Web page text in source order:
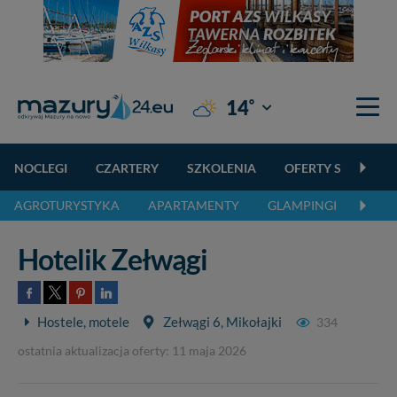
14° Giżycko
NOCLEGI CZARTERY SZKOLENIA OFERTY
AGROTURYSTYKA APARTAMENTY GLAMPINGI
Hotelik Zełwągi
Hostele, motele Zełwągi 6, Mikołajki
334
ostatnia aktualizacja oferty: 11 maja 2026